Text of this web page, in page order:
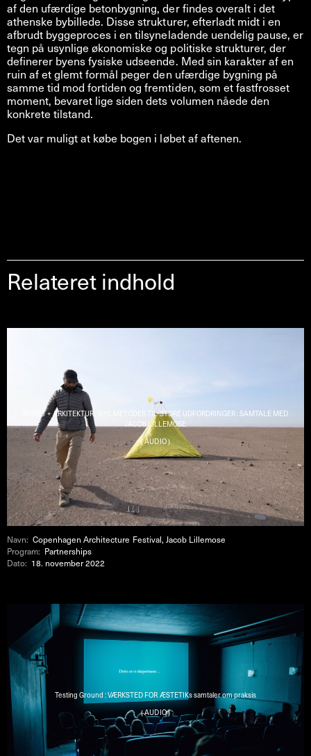
af den ufærdige betonbygning, der findes overalt i det
athenske bybillede. Disse strukturer, efterladt midt i en
afbrudt byggeproces i en tilsyneladende uendelig pause, er
tegn på usynlige økonomiske og politiske strukturer, der
definerer byens fysiske udseende. Med sin karakter af en
ruin af et glemt formål peger den ufærdige bygning på
samme tid mod fortiden og fremtiden, som et fastfrosset
moment, bevaret lige siden dets volumen nåede den
konkrete tilstand.
Det var muligt at købe bogen i løbet af aftenen.
Relateret indhold
KUNST + ARKITEKTUR : NYE METODER TIL STORE UDFORDRINGER : SAMTALE MED
JACOB LILLEMOSE
( AUDIO )
Navn:Copenhagen Architecture Festival, Jacob Lillemose
Program: Partnerships
Dato: 18. november 2022
Testing Ground : VÆRKSTED FOR ÆSTETIKs samtaler om praksis
( AUDIO )